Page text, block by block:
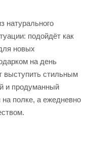
натурального
подойдёт как
новых
на день
выступить стильным
и продуманный
полке, а ежедневно